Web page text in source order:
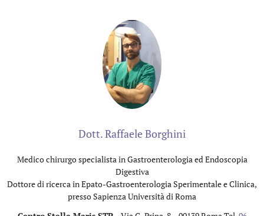
Dott. Raffaele Borghini
Medico chirurgo specialista in Gastroenterologia ed Endoscopia
Digestiva
Dottore di ricerca in Epato-Gastroenterologia Sperimentale e Clinica,
presso Sapienza Università di Roma